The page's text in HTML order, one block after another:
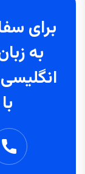
برای
به